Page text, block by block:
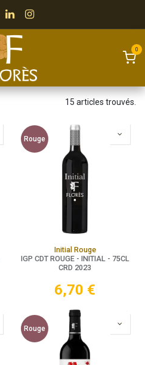
0
15 articles trouvés.
Rouge
Initial Rouge
IGP CDT ROUGE - INITIAL - 75CL
CRD 2023
6,70 €
Rouge